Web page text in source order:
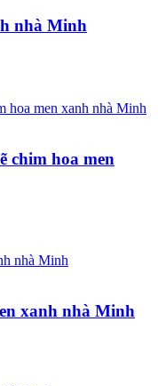
nhà Minh
chim hoa men
xanh nhà Minh